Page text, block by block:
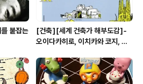
붙잡는
[건축][세계 건축가 해부도감]-
오이다카히로, 이치카와 코지, 요